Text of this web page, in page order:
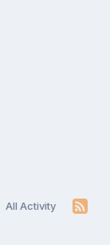
All Activity